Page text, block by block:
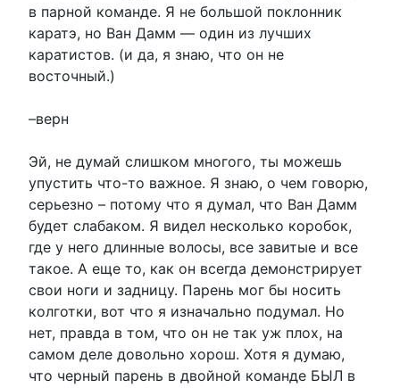
в парной команде. Я не большой поклонник
каратэ, но Ван Дамм — один из лучших
каратистов. (и да, я знаю, что он не
восточный.)
–верн
Эй, не думай слишком многого, ты можешь
упустить что-то важное. Я знаю, о чем говорю,
серьезно – потому что я думал, что Ван Дамм
будет слабаком. Я видел несколько коробок,
где у него длинные волосы, все завитые и все
такое. А еще то, как он всегда демонстрирует
свои ноги и задницу. Парень мог бы носить
колготки, вот что я изначально подумал. Но
нет, правда в том, что он не так уж плох, на
самом деле довольно хорош. Хотя я думаю,
что черный парень в двойной команде БЫЛ в